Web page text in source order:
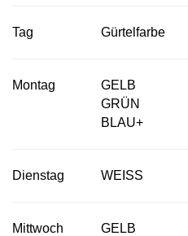
Tag Gürtelfarbe
Montag GELB
GRÜN
BLAU+
Dienstag WEISS
Mittwoch GELB